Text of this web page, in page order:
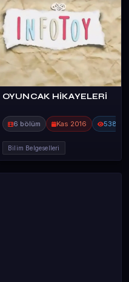
OYUNCAK HİKAYELERİ
6 bölüm Kas 2016 538
Bilim Belgeselleri